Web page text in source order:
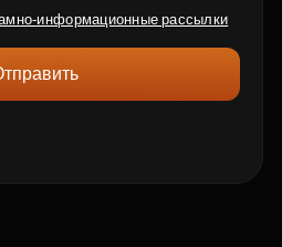
информационные рассылки